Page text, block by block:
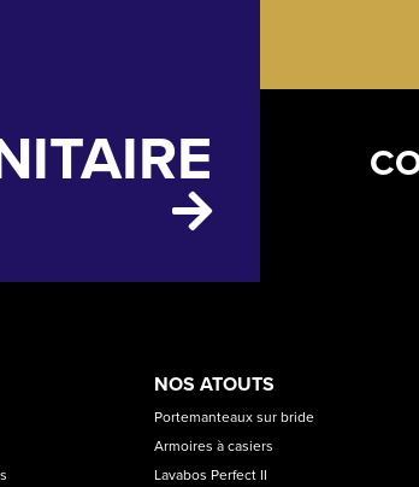
ASSETS
NOS ATOUTS
Portemanteaux sur bride
Armoires à casiers
Lavabos Perfect II